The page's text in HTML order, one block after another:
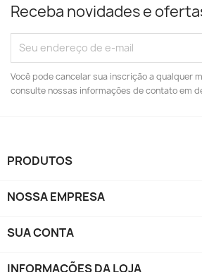
Receba novidades e
Você pode cancelar sua inscrição a qualquer
consulte nossas informações de contato em
PRODUTOS
NOSSA EMPRESA
SUA CONTA
INFORMAÇÕES DA LOJA